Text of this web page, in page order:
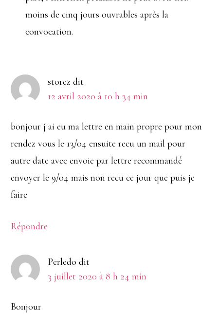
moins de cinq jours ouvrables après la
convocation.
storez dit
12 avril 2020 à 10 h 34 min
bonjour j ai eu ma lettre en main propre pour mon
rendez vous le 13/04 ensuite recu un mail pour
autre date avec envoie par lettre recommandé
envoyer le 9/04 mais non recu ce jour que puis je
faire
Répondre
Perledo dit
3 juillet 2020 à 8 h 24 min
Bonjour